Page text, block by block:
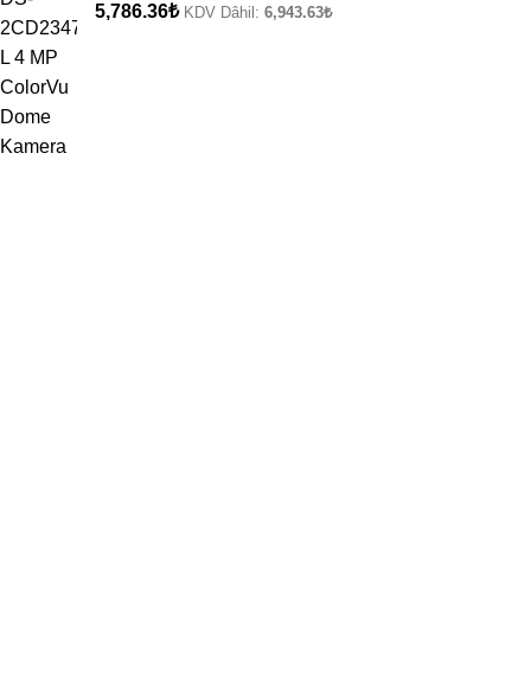
5,786.36₺ KDV Dâhil: 6,943.63₺